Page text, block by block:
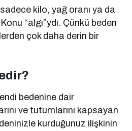
kilo, yağ oranı ya da
“algı”ydı. Çünkü beden
çok daha derin bir
bedenine dair
ve tutumlarını kapsayan
kurduğunuz ilişkinin